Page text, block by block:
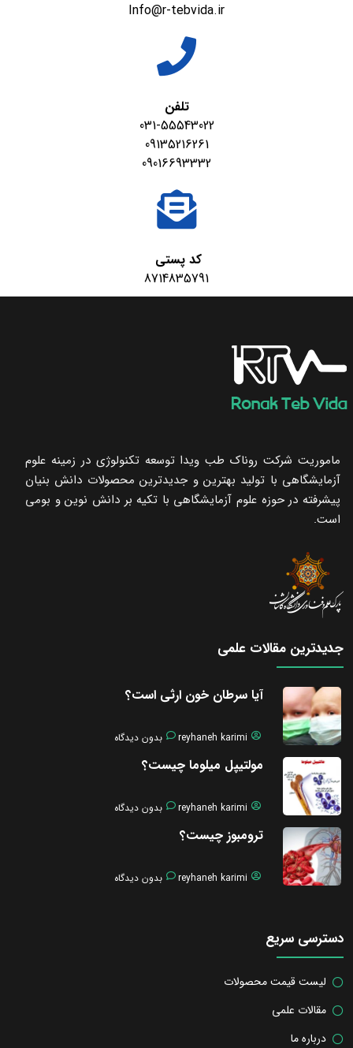
Info@r-tebvida.ir
تلفن
031-55543022
09135216261
09016693332
کد پستی
8714835791
ماموریت شرکت روناک طب ویدا توسعه تکنولوژی در زمینه علوم
آزمایشگاهی با تولید بهترین و جدیدترین محصولات دانش بنیان
پیشرفته در حوزه علوم آزمایشگاهی با تکیه ‌بر دانش نوین و بومی
است.
جدیدترین مقالات علمی
آیا سرطان خون ارثی است؟
reyhaneh karimi بدون دیدگاه
مولتیپل میلوما چیست؟
reyhaneh karimi بدون دیدگاه
ترومبوز چیست؟
reyhaneh karimi بدون دیدگاه
دسترسی سریع
لیست قیمت محصولات
مقالات علمی
درباره ما